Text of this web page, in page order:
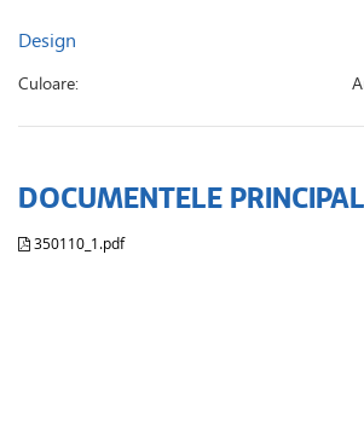
Design
Culoare:
DOCUMENTELE
350110_1.pdf